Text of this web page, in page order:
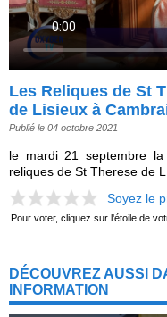
Les Reliques de St
de Lisieux à
Publié le 04 octobre 2021
le mardi 21 septembre
reliques de St Therese de
Soyez le
Pour voter, cliquez sur l'étoile de
DÉCOUVREZ AUSSI
INFORMATION